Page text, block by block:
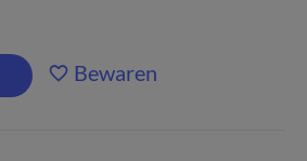
Bewaren